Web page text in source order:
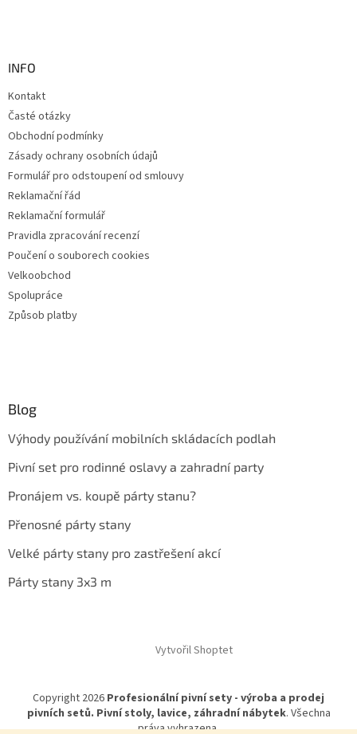
INFO
Kontakt
Časté otázky
Obchodní podmínky
Zásady ochrany osobních údajů
Formulář pro odstoupení od smlouvy
Reklamační řád
Reklamační formulář
Pravidla zpracování recenzí
Poučení o souborech cookies
Velkoobchod
Spolupráce
Způsob platby
Blog
Výhody používání mobilních skládacích podlah
Pivní set pro rodinné oslavy a zahradní party
Pronájem vs. koupě párty stanu?
Přenosné párty stany
Velké párty stany pro zastřešení akcí
Párty stany 3x3 m
Vytvořil Shoptet
Copyright 2026 Profesionální pivní sety - výroba a prodej
pivních setů. Pivní stoly, lavice, záhradní nábytek. Všechna
práva vyhrazena.